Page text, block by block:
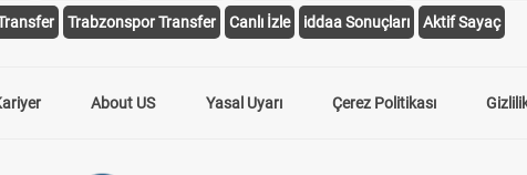
Trabzonspor Transfer Canlı İzle iddaa Sonuçları Aktif Sayaç
About US Yasal Uyarı Çerez Politikası